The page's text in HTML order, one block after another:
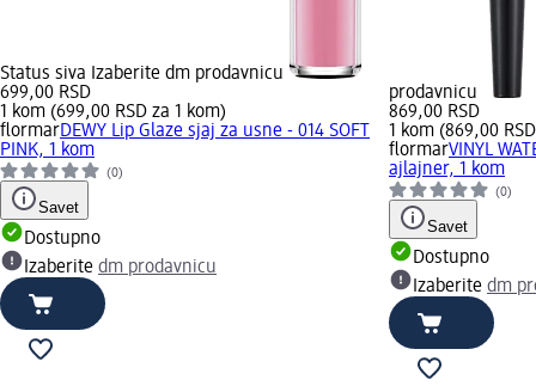
Status siva Izaberite dm prodavnicu
699,00 RSD
1 kom (699,00 RSD za 1 kom)
flormarDEWY Lip Glaze sjaj za usne - 014 SOFT
PINK, 1 kom
(0)
Savet
Dostupno
Izaberite dm prodavnicu
prodavnicu
869,00 RSD
1 kom (869,00
flormarVINYL
ajlajner, 1 kom
(0)
Savet
Dostupno
Izaberite dm